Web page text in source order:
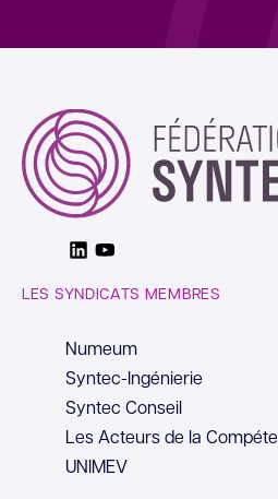
LinkedinYoutube
LES SYNDICATS MEMBRES
Numeum
Syntec-Ingénierie
Syntec Conseil
Les Acteurs de la
UNIMEV